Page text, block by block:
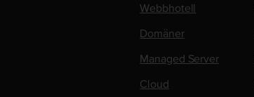
Webbhotell
Domäner
Managed Server
Cloud